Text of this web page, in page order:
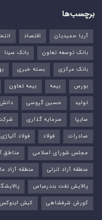
برچسب‌ها
آریا حمیدیان اقتصاد
بانک توسعه تعاون
بانک سینا
بانک مرکزی
بسته خبری
بورس‌
بیمه بیمه تعاون
تولید
حسین گروسی
سایپا
سرمایه گذاری
صادرات
فولاد فولاد آلیاژی
مجلس شورای اسلامی
مناطق
منطقه آزاد انزلی
منطقه آزاد
پالایش نفت بندرعباس
کورش شرفشاهی
کیش اینوکس